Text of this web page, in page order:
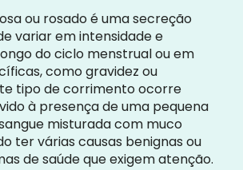
ou rosado é uma secreção
variar em intensidade e
do ciclo menstrual ou em
como gravidez ou
tipo de corrimento ocorre
à presença de uma pequena
misturada com muco
ter várias causas benignas ou
de saúde que exigem atenção.